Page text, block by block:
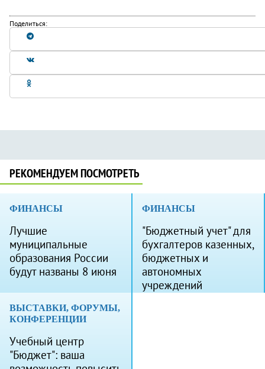
Поделиться:
РЕКОМЕНДУЕМ ПОСМОТРЕТЬ
ФИНАНСЫ
Лучшие
муниципальные
образования России
будут названы 8 июня
ФИНАНСЫ
"Бюджетный учет" для
бухгалтеров казенных,
бюджетных и
автономных
учреждений
ВЫСТАВКИ, ФОРУМЫ,
КОНФЕРЕНЦИИ
Учебный центр
"Бюджет": ваша